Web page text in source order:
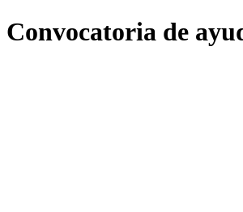
Convocatoria de